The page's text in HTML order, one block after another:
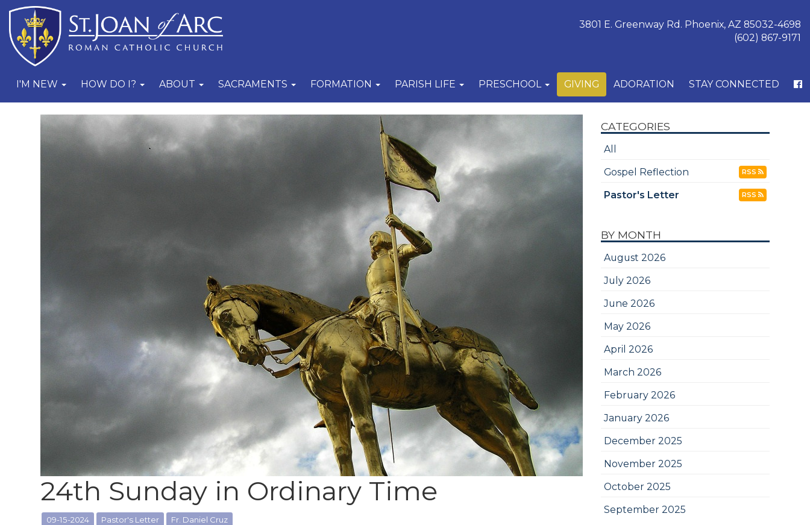
3801 E. Greenway Rd. Phoenix, AZ 85032-4698
(602) 867-9171
I'M NEW HOW DO I? ABOUT SACRAMENTS FORMATION PARISH LIFE PRESCHOOL GIVING ADORATION STAY CONNECTED
24th Sunday in Ordinary Time
09-15-2024 Pastor's Letter Fr. Daniel Cruz
CATEGORIES
All
Gospel Reflection
RSS
Pastor's Letter RSS
BY MONTH
August 2026
July 2026
June 2026
May 2026
April 2026
March 2026
February 2026
January 2026
December 2025
November 2025
October 2025
September 2025